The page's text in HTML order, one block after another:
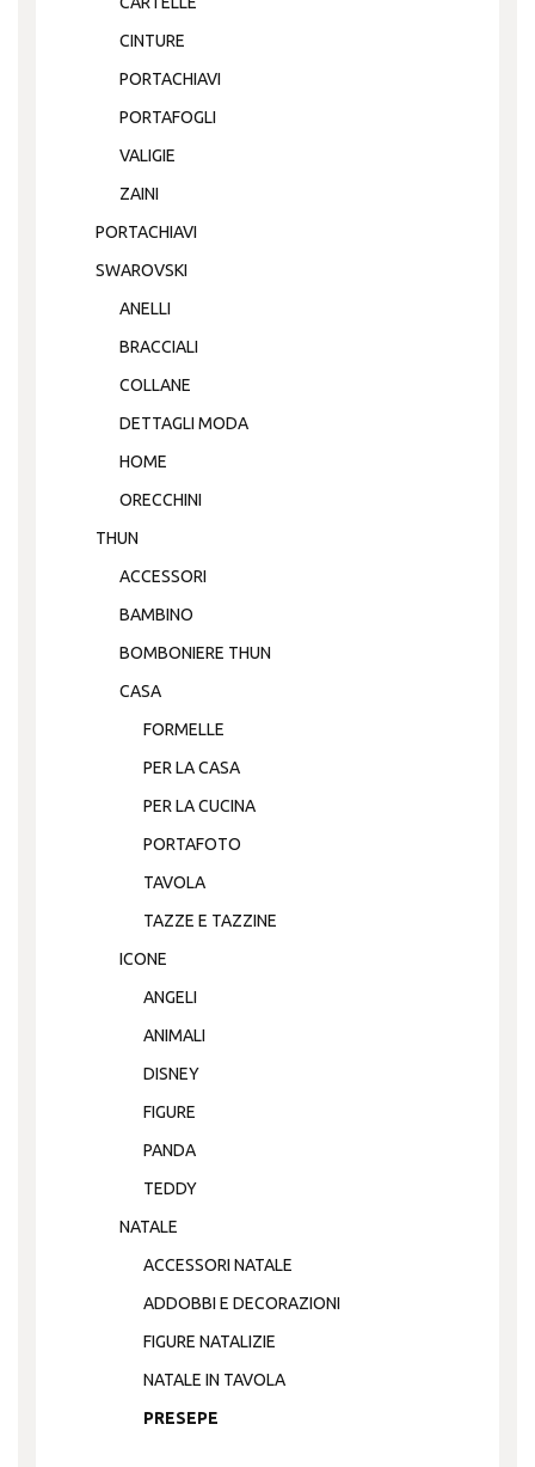
CINTURE
PORTACHIAVI
PORTAFOGLI
VALIGIE
ZAINI
PORTACHIAVI
SWAROVSKI
ANELLI
BRACCIALI
COLLANE
DETTAGLI MODA
HOME
ORECCHINI
THUN
ACCESSORI
BAMBINO
BOMBONIERE THUN
CASA
FORMELLE
PER LA CASA
PER LA CUCINA
PORTAFOTO
TAVOLA
TAZZE E TAZZINE
ICONE
ANGELI
ANIMALI
DISNEY
FIGURE
PANDA
TEDDY
NATALE
ACCESSORI NATALE
ADDOBBI E DECORAZIONI
FIGURE NATALIZIE
NATALE IN TAVOLA
PRESEPE